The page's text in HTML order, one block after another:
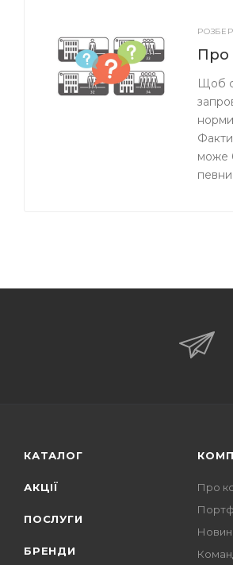
Про
Щоб
норми
може
КАТАЛОГ
АКЦІЇ
ПОСЛУГИ
БРЕНДИ
Про